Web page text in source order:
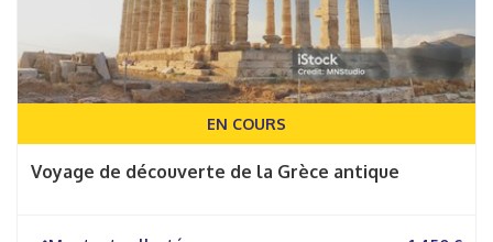
EN COURS
Voyage de découverte de la Grèce antique